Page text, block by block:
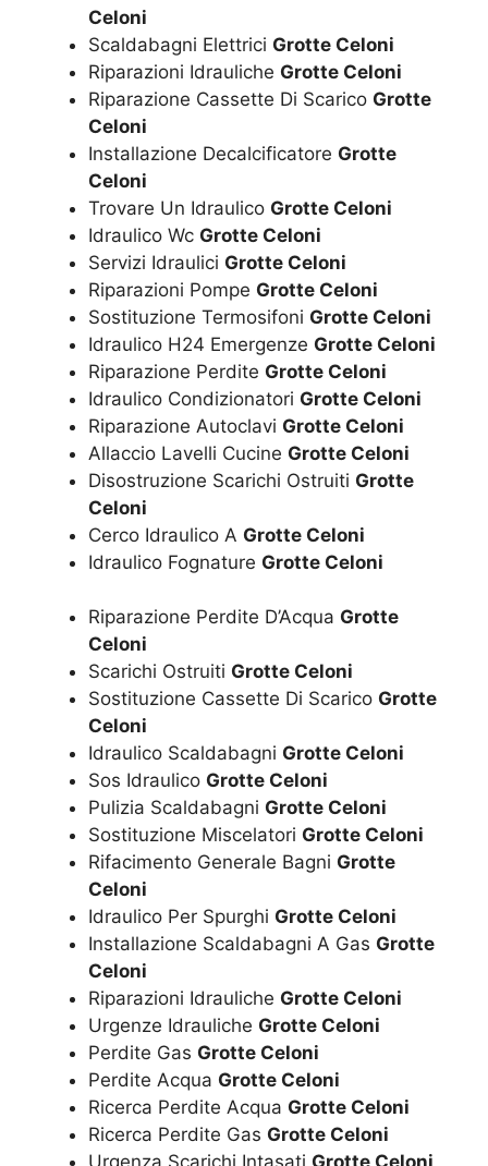
Celoni
Scaldabagni Elettrici Grotte Celoni
Riparazioni Idrauliche Grotte Celoni
Riparazione Cassette Di Scarico Grotte
Celoni
Installazione Decalcificatore Grotte
Celoni
Trovare Un Idraulico Grotte Celoni
Idraulico Wc Grotte Celoni
Servizi Idraulici Grotte Celoni
Riparazioni Pompe Grotte Celoni
Sostituzione Termosifoni Grotte Celoni
Idraulico H24 Emergenze Grotte Celoni
Riparazione Perdite Grotte Celoni
Idraulico Condizionatori Grotte Celoni
Riparazione Autoclavi Grotte Celoni
Allaccio Lavelli Cucine Grotte Celoni
Disostruzione Scarichi Ostruiti Grotte
Celoni
Cerco Idraulico A Grotte Celoni
Idraulico Fognature Grotte Celoni
Riparazione Perdite D’Acqua Grotte
Celoni
Scarichi Ostruiti Grotte Celoni
Sostituzione Cassette Di Scarico Grotte
Celoni
Idraulico Scaldabagni Grotte Celoni
Sos Idraulico Grotte Celoni
Pulizia Scaldabagni Grotte Celoni
Sostituzione Miscelatori Grotte Celoni
Rifacimento Generale Bagni Grotte
Celoni
Idraulico Per Spurghi Grotte Celoni
Installazione Scaldabagni A Gas Grotte
Celoni
Riparazioni Idrauliche Grotte Celoni
Urgenze Idrauliche Grotte Celoni
Perdite Gas Grotte Celoni
Perdite Acqua Grotte Celoni
Ricerca Perdite Acqua Grotte Celoni
Ricerca Perdite Gas Grotte Celoni